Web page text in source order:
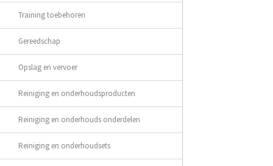
Training toebehoren
Gereedschap
Opslag en vervoer
Reiniging en onderhoudsproducten
Reiniging en onderhouds onderdelen
Reiniging en onderhoudsets